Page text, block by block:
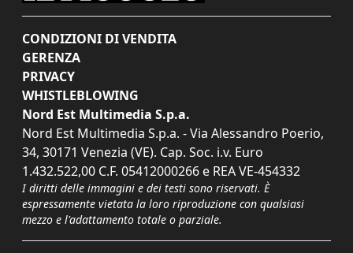
CONDIZIONI DI VENDITA
GERENZA
PRIVACY
WHISTLEBLOWING
Nord Est Multimedia S.p.a.
Nord Est Multimedia S.p.a. - Via Alessandro Poerio,
34, 30171 Venezia (VE). Cap. Soc. i.v. Euro
1.432.522,00 C.F. 05412000266 e REA VE-454332
I diritti delle immagini e dei testi sono riservati. È
espressamente vietata la loro riproduzione con qualsiasi
mezzo e l'adattamento totale o parziale.